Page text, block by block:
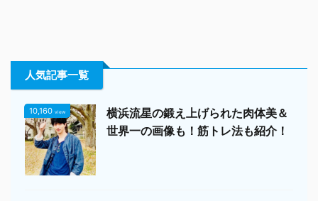
人気記事一覧
10,160 view
横浜流星の鍛え上げられた肉体美＆
世界一の画像も！筋トレ法も紹介！